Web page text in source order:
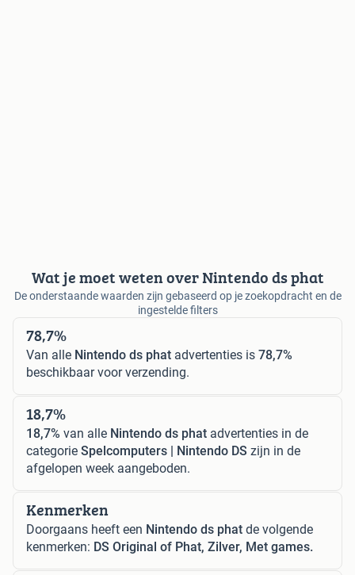
Wat je moet weten over Nintendo ds phat
De onderstaande waarden zijn gebaseerd op je zoekopdracht en de
ingestelde filters
78,7%
Van alle Nintendo ds phat advertenties is 78,7%
beschikbaar voor verzending.
18,7%
18,7% van alle Nintendo ds phat advertenties in de
categorie Spelcomputers | Nintendo DS zijn in de
afgelopen week aangeboden.
Kenmerken
Doorgaans heeft een Nintendo ds phat de volgende
kenmerken: DS Original of Phat, Zilver, Met games.